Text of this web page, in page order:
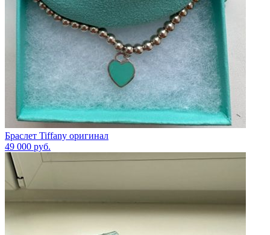
Браслет Tiffany оригинал
49 000 руб.